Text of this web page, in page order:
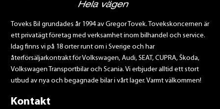
Toveks Bil grundades år 1994 av Gregor Tovek. Tovekskoncernen är
ett privatägt företag med verksamhet inom bilhandel och service.
Idag finns vi på 18 orter runt om i Sverige och har
återförsäljarkontrakt för Volkswagen, Audi, SEAT, CUPRA, Škoda,
Volkswagen Transportbilar och Scania. Vi erbjuder alltid ett stort
utbud av nya och begagnade bilar i vårt lager. Varmt välkommen!
Kontakt